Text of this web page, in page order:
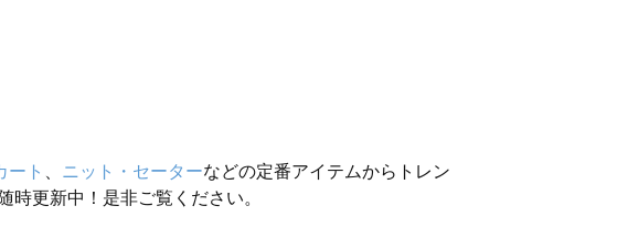
ート ニット・セーターなどの定番アイテムからトレン
時更新中！是非ご覧ください。